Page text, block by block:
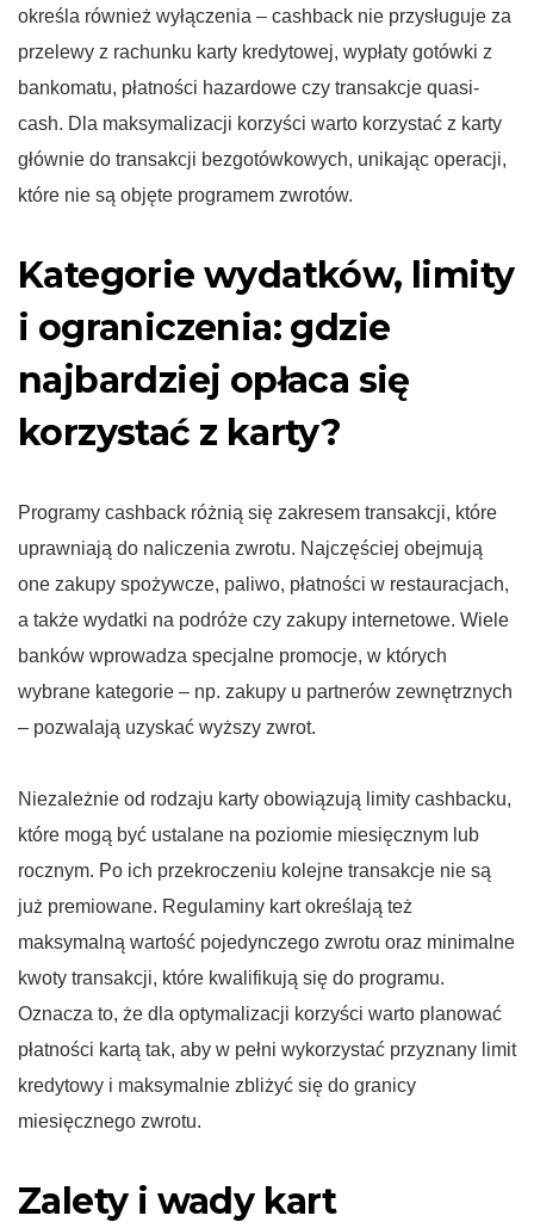
określa również wyłączenia – cashback nie przysługuje za
przelewy z rachunku karty kredytowej, wypłaty gotówki z
bankomatu, płatności hazardowe czy transakcje quasi-
cash. Dla maksymalizacji korzyści warto korzystać z karty
głównie do transakcji bezgotówkowych, unikając operacji,
które nie są objęte programem zwrotów.
Kategorie wydatków, limity
i ograniczenia: gdzie
najbardziej opłaca się
korzystać z karty?
Programy cashback różnią się zakresem transakcji, które
uprawniają do naliczenia zwrotu. Najczęściej obejmują
one zakupy spożywcze, paliwo, płatności w restauracjach,
a także wydatki na podróże czy zakupy internetowe. Wiele
banków wprowadza specjalne promocje, w których
wybrane kategorie – np. zakupy u partnerów zewnętrznych
– pozwalają uzyskać wyższy zwrot.
Niezależnie od rodzaju karty obowiązują limity cashbacku,
które mogą być ustalane na poziomie miesięcznym lub
rocznym. Po ich przekroczeniu kolejne transakcje nie są
już premiowane. Regulaminy kart określają też
maksymalną wartość pojedynczego zwrotu oraz minimalne
kwoty transakcji, które kwalifikują się do programu.
Oznacza to, że dla optymalizacji korzyści warto planować
płatności kartą tak, aby w pełni wykorzystać przyznany limit
kredytowy i maksymalnie zbliżyć się do granicy
miesięcznego zwrotu.
Zalety i wady kart